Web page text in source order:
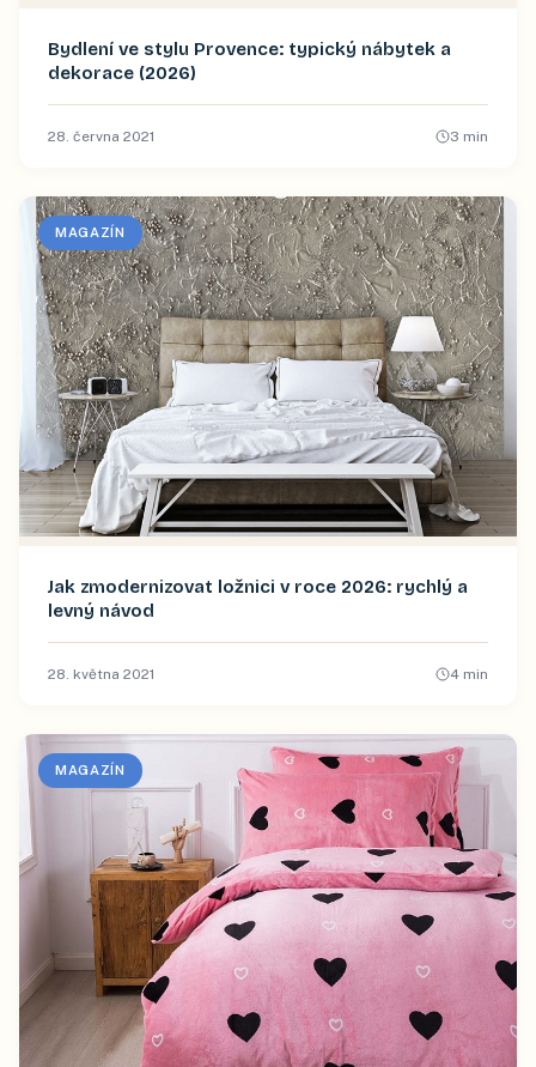
Bydlení ve stylu Provence: typický nábytek a
dekorace (2026)
28. června 2021 3 min
MAGAZÍN
Jak zmodernizovat ložnici v roce 2026: rychlý a
levný návod
28. května 2021 4 min
MAGAZÍN